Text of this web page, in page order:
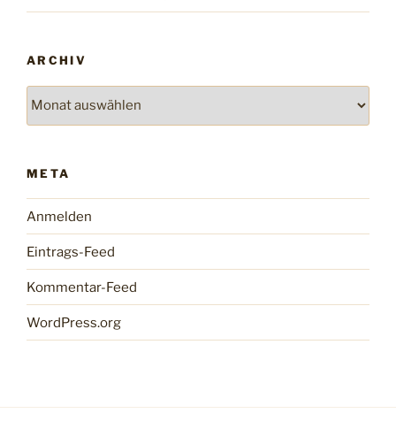
ARCHIV
Archiv
META
Anmelden
Eintrags-Feed
Kommentar-Feed
WordPress.org